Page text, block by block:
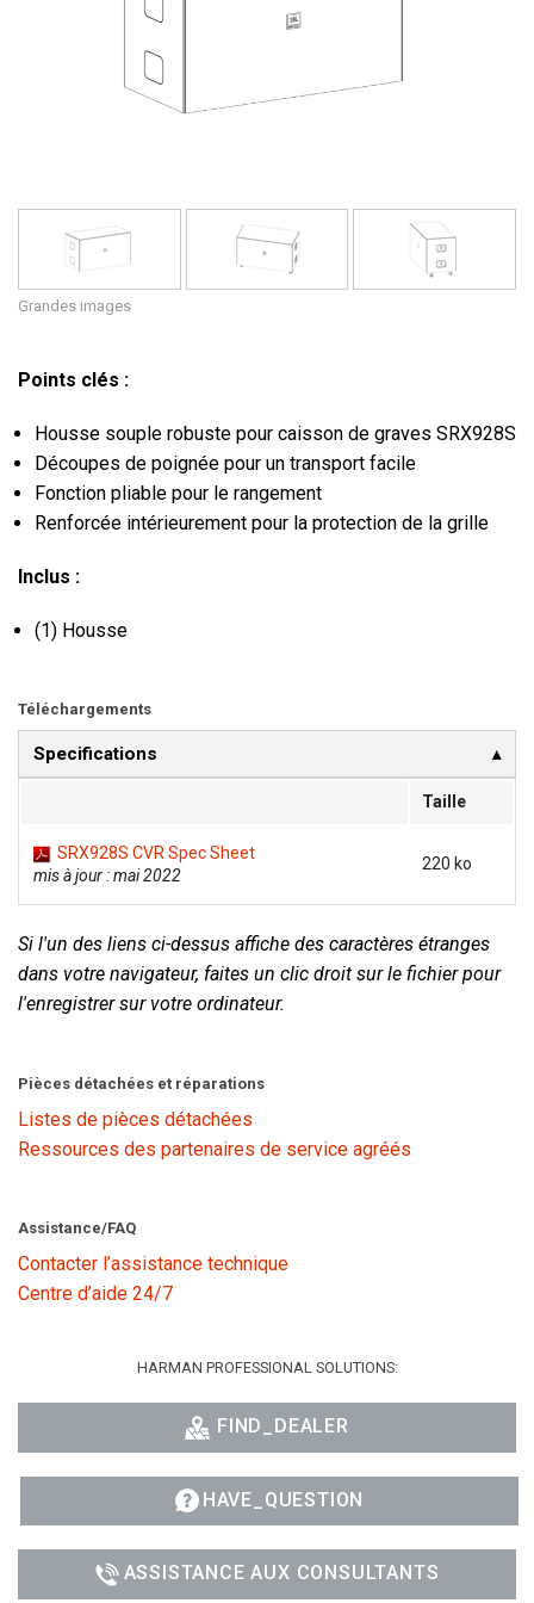
Grandes images
Points clés :
Housse souple robuste pour caisson de graves SRX928S
Découpes de poignée pour un transport facile
Fonction pliable pour le rangement
Renforcée intérieurement pour la protection de la grille
Inclus :
(1) Housse
Téléchargements
Specifications
Taille
SRX928S CVR Spec Sheet
mis à jour : mai 2022
220 ko
Si l'un des liens ci-dessus affiche des caractères étranges
dans votre navigateur, faites un clic droit sur le fichier pour
l'enregistrer sur votre ordinateur.
Pièces détachées et réparations
Listes de pièces détachées
Ressources des partenaires de service agréés
Assistance/FAQ
Contacter l’assistance technique
Centre d’aide 24/7
HARMAN PROFESSIONAL SOLUTIONS:
FIND_DEALER
HAVE_QUESTION
ASSISTANCE AUX CONSULTANTS